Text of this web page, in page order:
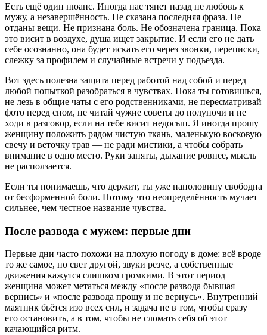
Есть ещё один нюанс. Иногда нас тянет назад не любовь к
мужу, а незавершённость. Не сказана последняя фраза. Не
отданы вещи. Не признана боль. Не обозначена граница. Пока
это висит в воздухе, душа ищет закрытие. И если его не дать
себе осознанно, она будет искать его через звонки, переписки,
слежку за профилем и случайные встречи у подъезда.
Вот здесь полезна защита перед работой над собой и перед
любой попыткой разобраться в чувствах. Пока ты готовишься,
не лезь в общие чаты с его родственниками, не пересматривай
фото перед сном, не читай чужие советы до полуночи и не
ходи в разговор, если на тебе висит недосып. Я иногда прошу
женщину положить рядом чистую ткань, маленькую восковую
свечу и веточку трав — не ради мистики, а чтобы собрать
внимание в одно место. Руки заняты, дыхание ровнее, мысль
не расползается.
Если ты понимаешь, что держит, ты уже наполовину свободна
от бесформенной боли. Потому что неопределённость мучает
сильнее, чем честное название чувства.
После развода с мужем: первые дни
Первые дни часто похожи на плохую погоду в доме: всё вроде
то же самое, но свет другой, звуки резче, а собственные
движения кажутся слишком громкими. В этот период
женщина может метаться между «после развода бывшая
вернись» и «после развода прощу и не вернусь». Внутренний
маятник бьётся изо всех сил, и задача не в том, чтобы сразу
его остановить, а в том, чтобы не сломать себя об этот
качающийся ритм.